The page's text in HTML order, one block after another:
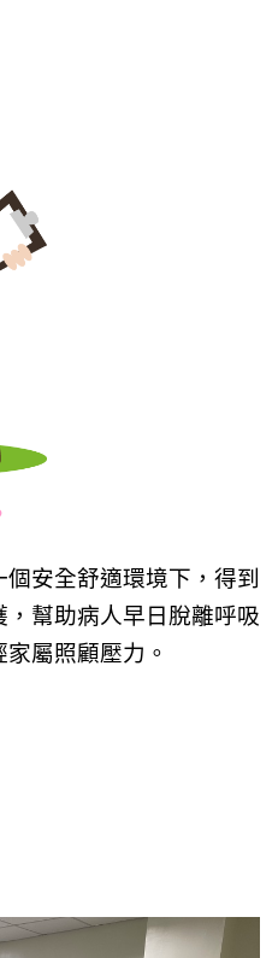
安全舒適環境下，得到
幫助病人早日脫離呼吸
屬照顧壓力。